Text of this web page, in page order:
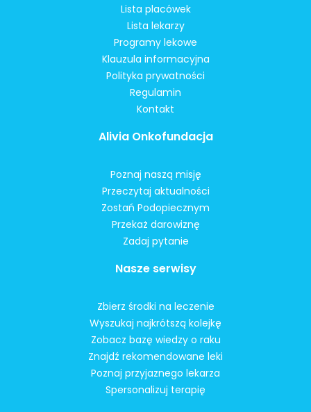
Lista placówek
Lista lekarzy
Programy lekowe
Klauzula informacyjna
Polityka prywatności
Regulamin
Kontakt
Alivia Onkofundacja
Poznaj naszą misję
Przeczytaj aktualności
Zostań Podopiecznym
Przekaż darowiznę
Zadaj pytanie
Nasze serwisy
Zbierz środki na leczenie
Wyszukaj najkrótszą kolejkę
Zobacz bazę wiedzy o raku
Znajdź rekomendowane leki
Poznaj przyjaznego lekarza
Spersonalizuj terapię